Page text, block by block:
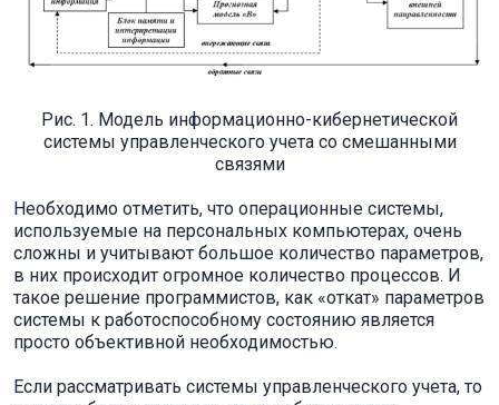
Рис. 1. Модель информационно-кибернетической
системы управленческого учета со смешанными
связями
Необходимо отметить, что операционные системы,
используемые на персональных компьютерах, очень
сложны и учитывают большое количество параметров,
в них происходит огромное количество процессов. И
такое решение программистов, как «откат» параметров
системы к работоспособному состоянию является
просто объективной необходимостью.
Если рассматривать системы управленческого учета, то